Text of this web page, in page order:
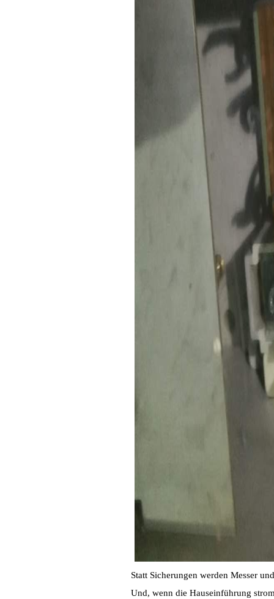
Statt Sicherungen werden Messer
Und, wenn die Hauseinführung